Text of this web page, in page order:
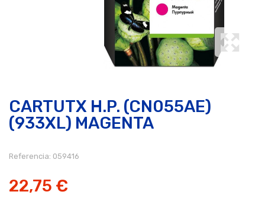
CARTUTX H.P. (CN055AE)
(933XL) MAGENTA
Referencia: 059416
22,75 €